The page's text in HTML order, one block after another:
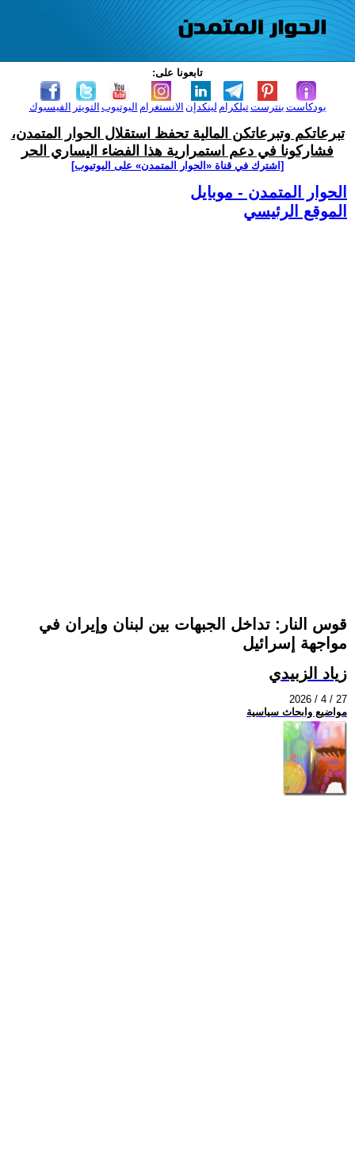
تابعونا على:
الفيسبوك التويتر اليوتيوب الانستغرام لينكدإن تيلكرامبنترست بودكاست
تبرعاتكم وتبرعاتكن المالية تحفظ استقلال الحوار المتمدن،
فشاركونا في دعم استمرارية هذا الفضاء اليساري الحر
[اشترك في قناة ‫«الحوار المتمدن» على اليوتيوب]
الحوار المتمدن - موبايل
الموقع الرئيسي
قوس النار: تداخل الجبهات بين لبنان وإيران في
مواجهة إسرائيل
زياد الزبيدي
2026 / 4 / 27
مواضيع وابحاث سياسية